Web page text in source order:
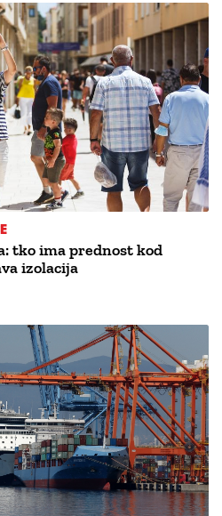
tko ima prednost kod
izolacija